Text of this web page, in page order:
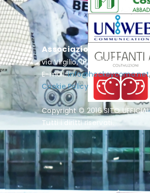
Associazione Hockey
via Virgilio, 16 - 22100 Como -
E-mail:info@hockeycomo.net
Cookie Policy
Copyright © 2016 SITO
Tutti i diritti riservati.